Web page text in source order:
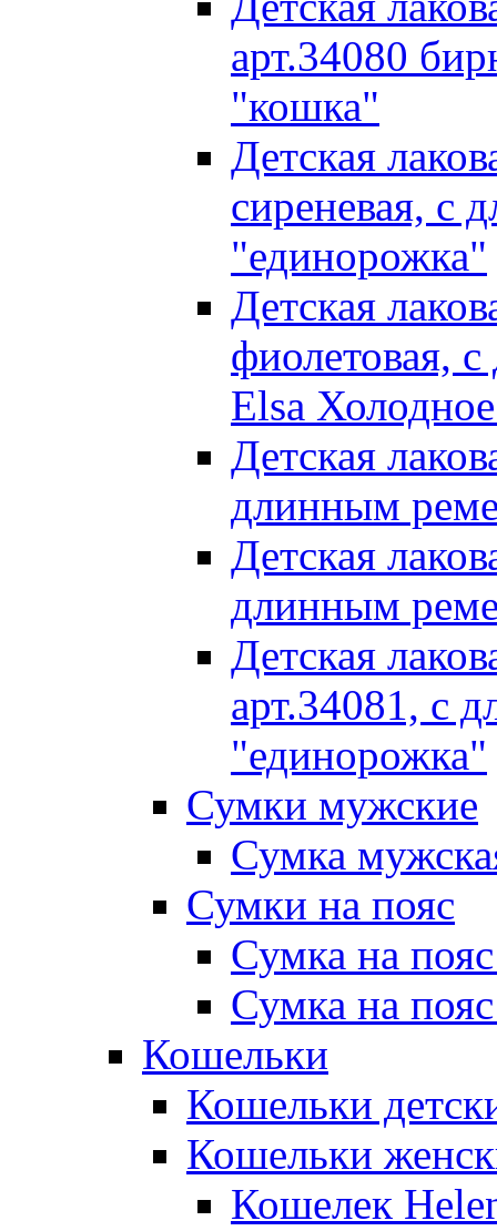
арт.34080
"кошка"
Детская
сиреневая, с
"единорожка"
Детская
фиолетовая,
Elsa
Детская
длинным
Детская
длинным
Детская
арт.34081, с
"единорожка"
Сумки мужские
Сумка
Сумки на пояс
Сумка на
Сумка на
Кошельки
Кошельки
Кошельки
Кошелек